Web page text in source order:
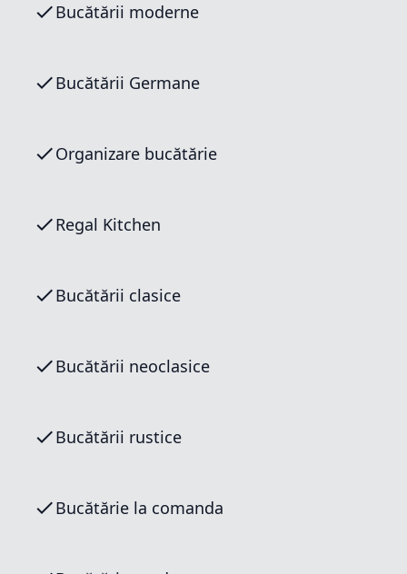
Bucătării moderne
Bucătării Germane
Organizare bucătărie
Regal Kitchen
Bucătării clasice
Bucătării neoclasice
Bucătării rustice
Bucătărie la comanda